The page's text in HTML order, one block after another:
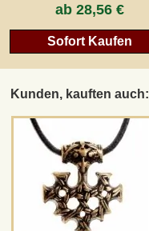
ab 28,56 €
Sofort Kaufen
Kunden, kauften auch: